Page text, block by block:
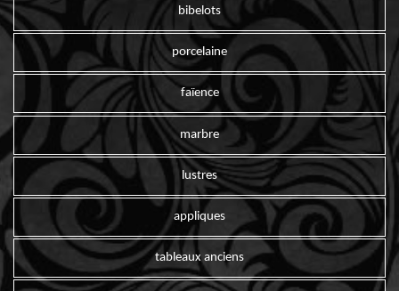
bibelots
porcelaine
faïence
marbre
lustres
appliques
tableaux anciens